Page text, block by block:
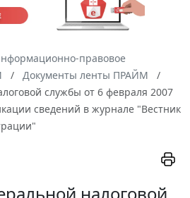
правовое
Документы ленты ПРАЙМ
службы от 6 февраля 2007
сведений в журнале "Вестник